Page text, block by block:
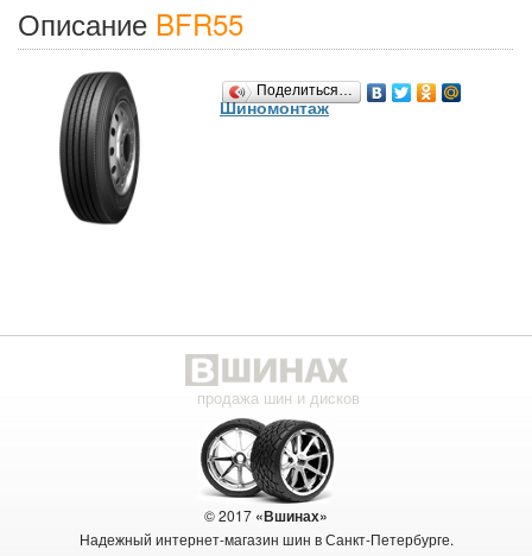
Описание BFR55
Поделиться…
Шиномонтаж
продажа шин и дисков
© 2017 «Вшинах»
Надежный интернет-магазин шин в Санкт-Петербурге.